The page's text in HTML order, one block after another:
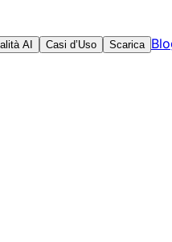
AI Casi d’Uso Scarica